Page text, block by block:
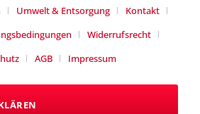
Umwelt & Entsorgung
Kontakt
Widerrufsrecht
AGB Impressum